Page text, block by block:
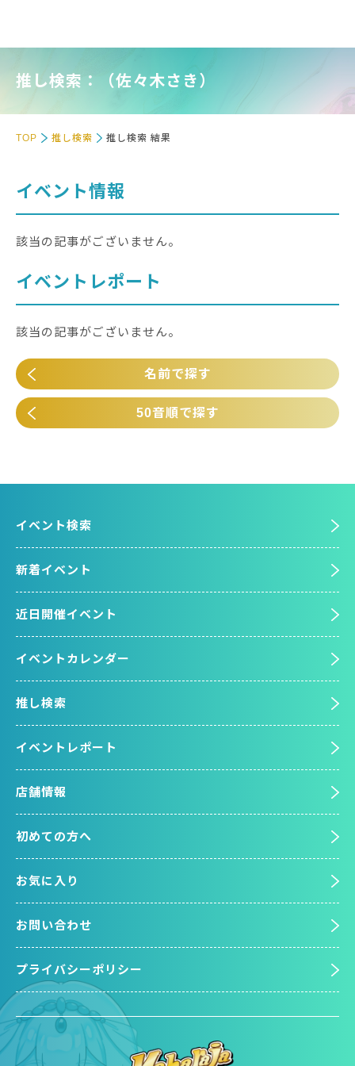
推し検索：（佐々木さき）
TOP 推し検索 推し検索 結果
イベント情報
該当の記事がございません。
イベントレポート
該当の記事がございません。
名前で探す
50音順で探す
イベント検索
新着イベント
近日開催イベント
イベントカレンダー
推し検索
イベントレポート
店舗情報
初めての方へ
お気に入り
お問い合わせ
プライバシーポリシー